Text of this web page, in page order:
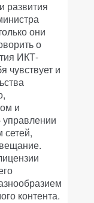
развития
они
о
ИКТ-
чувствует и
и
управлении
контента.